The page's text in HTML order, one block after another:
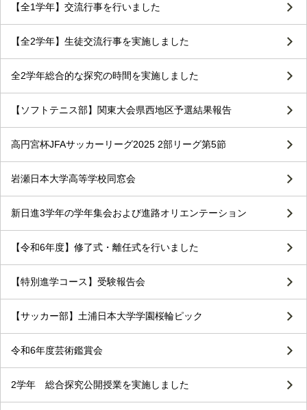
【全1学年】交流行事を行いました
【全2学年】生徒交流行事を実施しました
全2学年総合的な探究の時間を実施しました
【ソフトテニス部】関東大会県西地区予選結果報告
高円宮杯JFAサッカーリーグ2025 2部リーグ第5節
岩瀬日本大学高等学校同窓会
新日進3学年の学年集会および進路オリエンテーション
【令和6年度】修了式・離任式を行いました
【特別進学コース】受験報告会
【サッカー部】土浦日本大学学園桜輪ピック
令和6年度芸術鑑賞会
2学年 総合探究公開授業を実施しました